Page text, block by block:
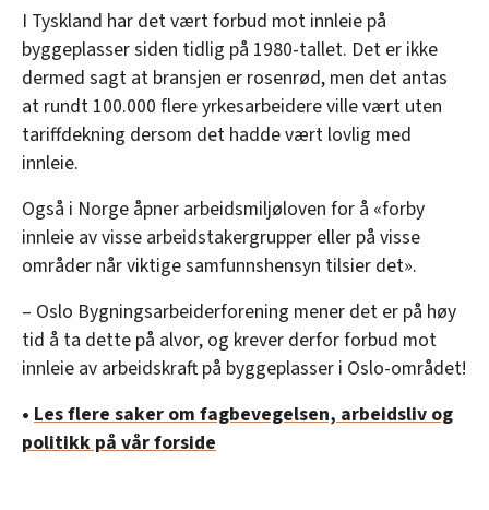
I Tyskland har det vært forbud mot innleie på
byggeplasser siden tidlig på 1980-tallet. Det er ikke
dermed sagt at bransjen er rosenrød, men det antas
at rundt 100.000 flere yrkesarbeidere ville vært uten
tariffdekning dersom det hadde vært lovlig med
innleie.
Også i Norge åpner arbeidsmiljøloven for å «forby
innleie av visse arbeidstakergrupper eller på visse
områder når viktige samfunnshensyn tilsier det».
– Oslo Bygningsarbeiderforening mener det er på høy
tid å ta dette på alvor, og krever derfor forbud mot
innleie av arbeidskraft på byggeplasser i Oslo-området!
• Les flere saker om fagbevegelsen, arbeidsliv og
politikk på vår forside